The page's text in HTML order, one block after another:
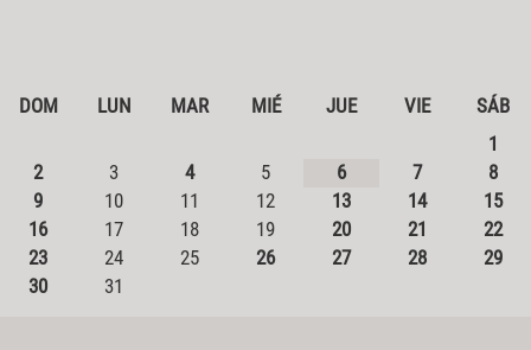
DOM LUN MAR MIÉ JUE VIE
SÁB
1
2
3 4 5 6 7
8
9
10 11 12 13 14
15
16
17 18 19 20 21
22
23
24 25 26 27 28
29
30
31